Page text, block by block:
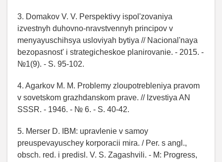
3. Domakov V. V. Perspektivy ispol'zovaniya
izvestnyh duhovno-nravstvennyh principov v
menyayuschihsya usloviyah bytiya // Nacional'naya
bezopasnost' i strategicheskoe planirovanie. - 2015. -
№1(9). - S. 95-102.
4. Agarkov M. M. Problemy zloupotrebleniya pravom
v sovetskom grazhdanskom prave. // Izvestiya AN
SSSR. - 1946. - № 6. - S. 40-42.
5. Merser D. IBM: upravlenie v samoy
preuspevayuschey korporacii mira. / Per. s angl.,
obsch. red. i predisl. V. S. Zagashvili. - M: Progress,